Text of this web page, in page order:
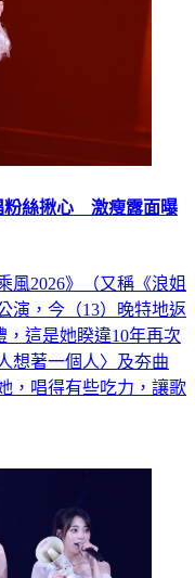
粉絲揪心 激瘦露面曝
風2026》（又稱《浪姐
演，今（13）晚特地返
這是她睽違10年再次
想著一個人〉及夯曲
，唱得有些吃力，讓歌